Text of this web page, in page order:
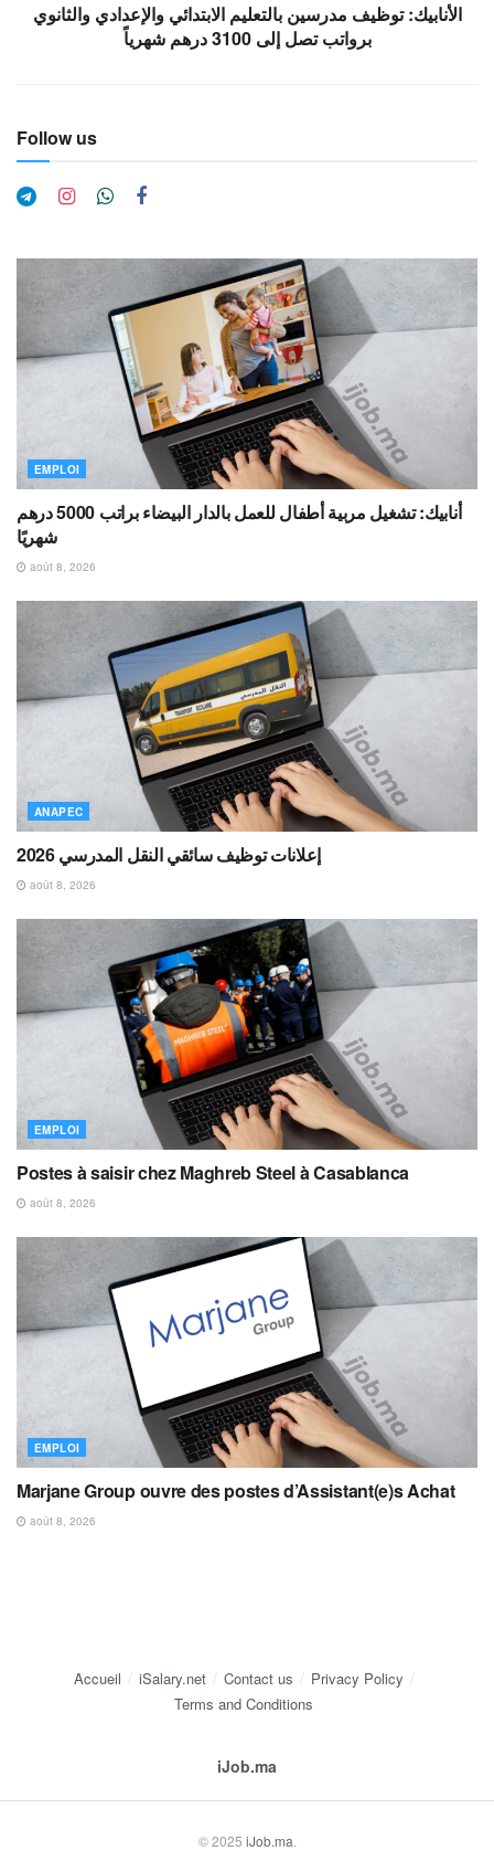
الأنابيك: توظيف مدرسين بالتعليم الابتدائي والإعدادي والثانوي
برواتب تصل إلى 3100 درهم شهرياً
Follow us
EMPLOI
أنابيك: تشغيل مربية أطفال للعمل بالدار البيضاء براتب 5000 درهم
شهريًا
août 8, 2026
ANAPEC
إعلانات توظيف سائقي النقل المدرسي 2026
août 8, 2026
EMPLOI
Postes à saisir chez Maghreb Steel à Casablanca
août 8, 2026
EMPLOI
Marjane Group ouvre des postes d’Assistant(e)s Achat
août 8, 2026
Accueil iSalary.net Contact us
Privacy Policy
Terms and Conditions
iJob.ma
© 2025 iJob.ma